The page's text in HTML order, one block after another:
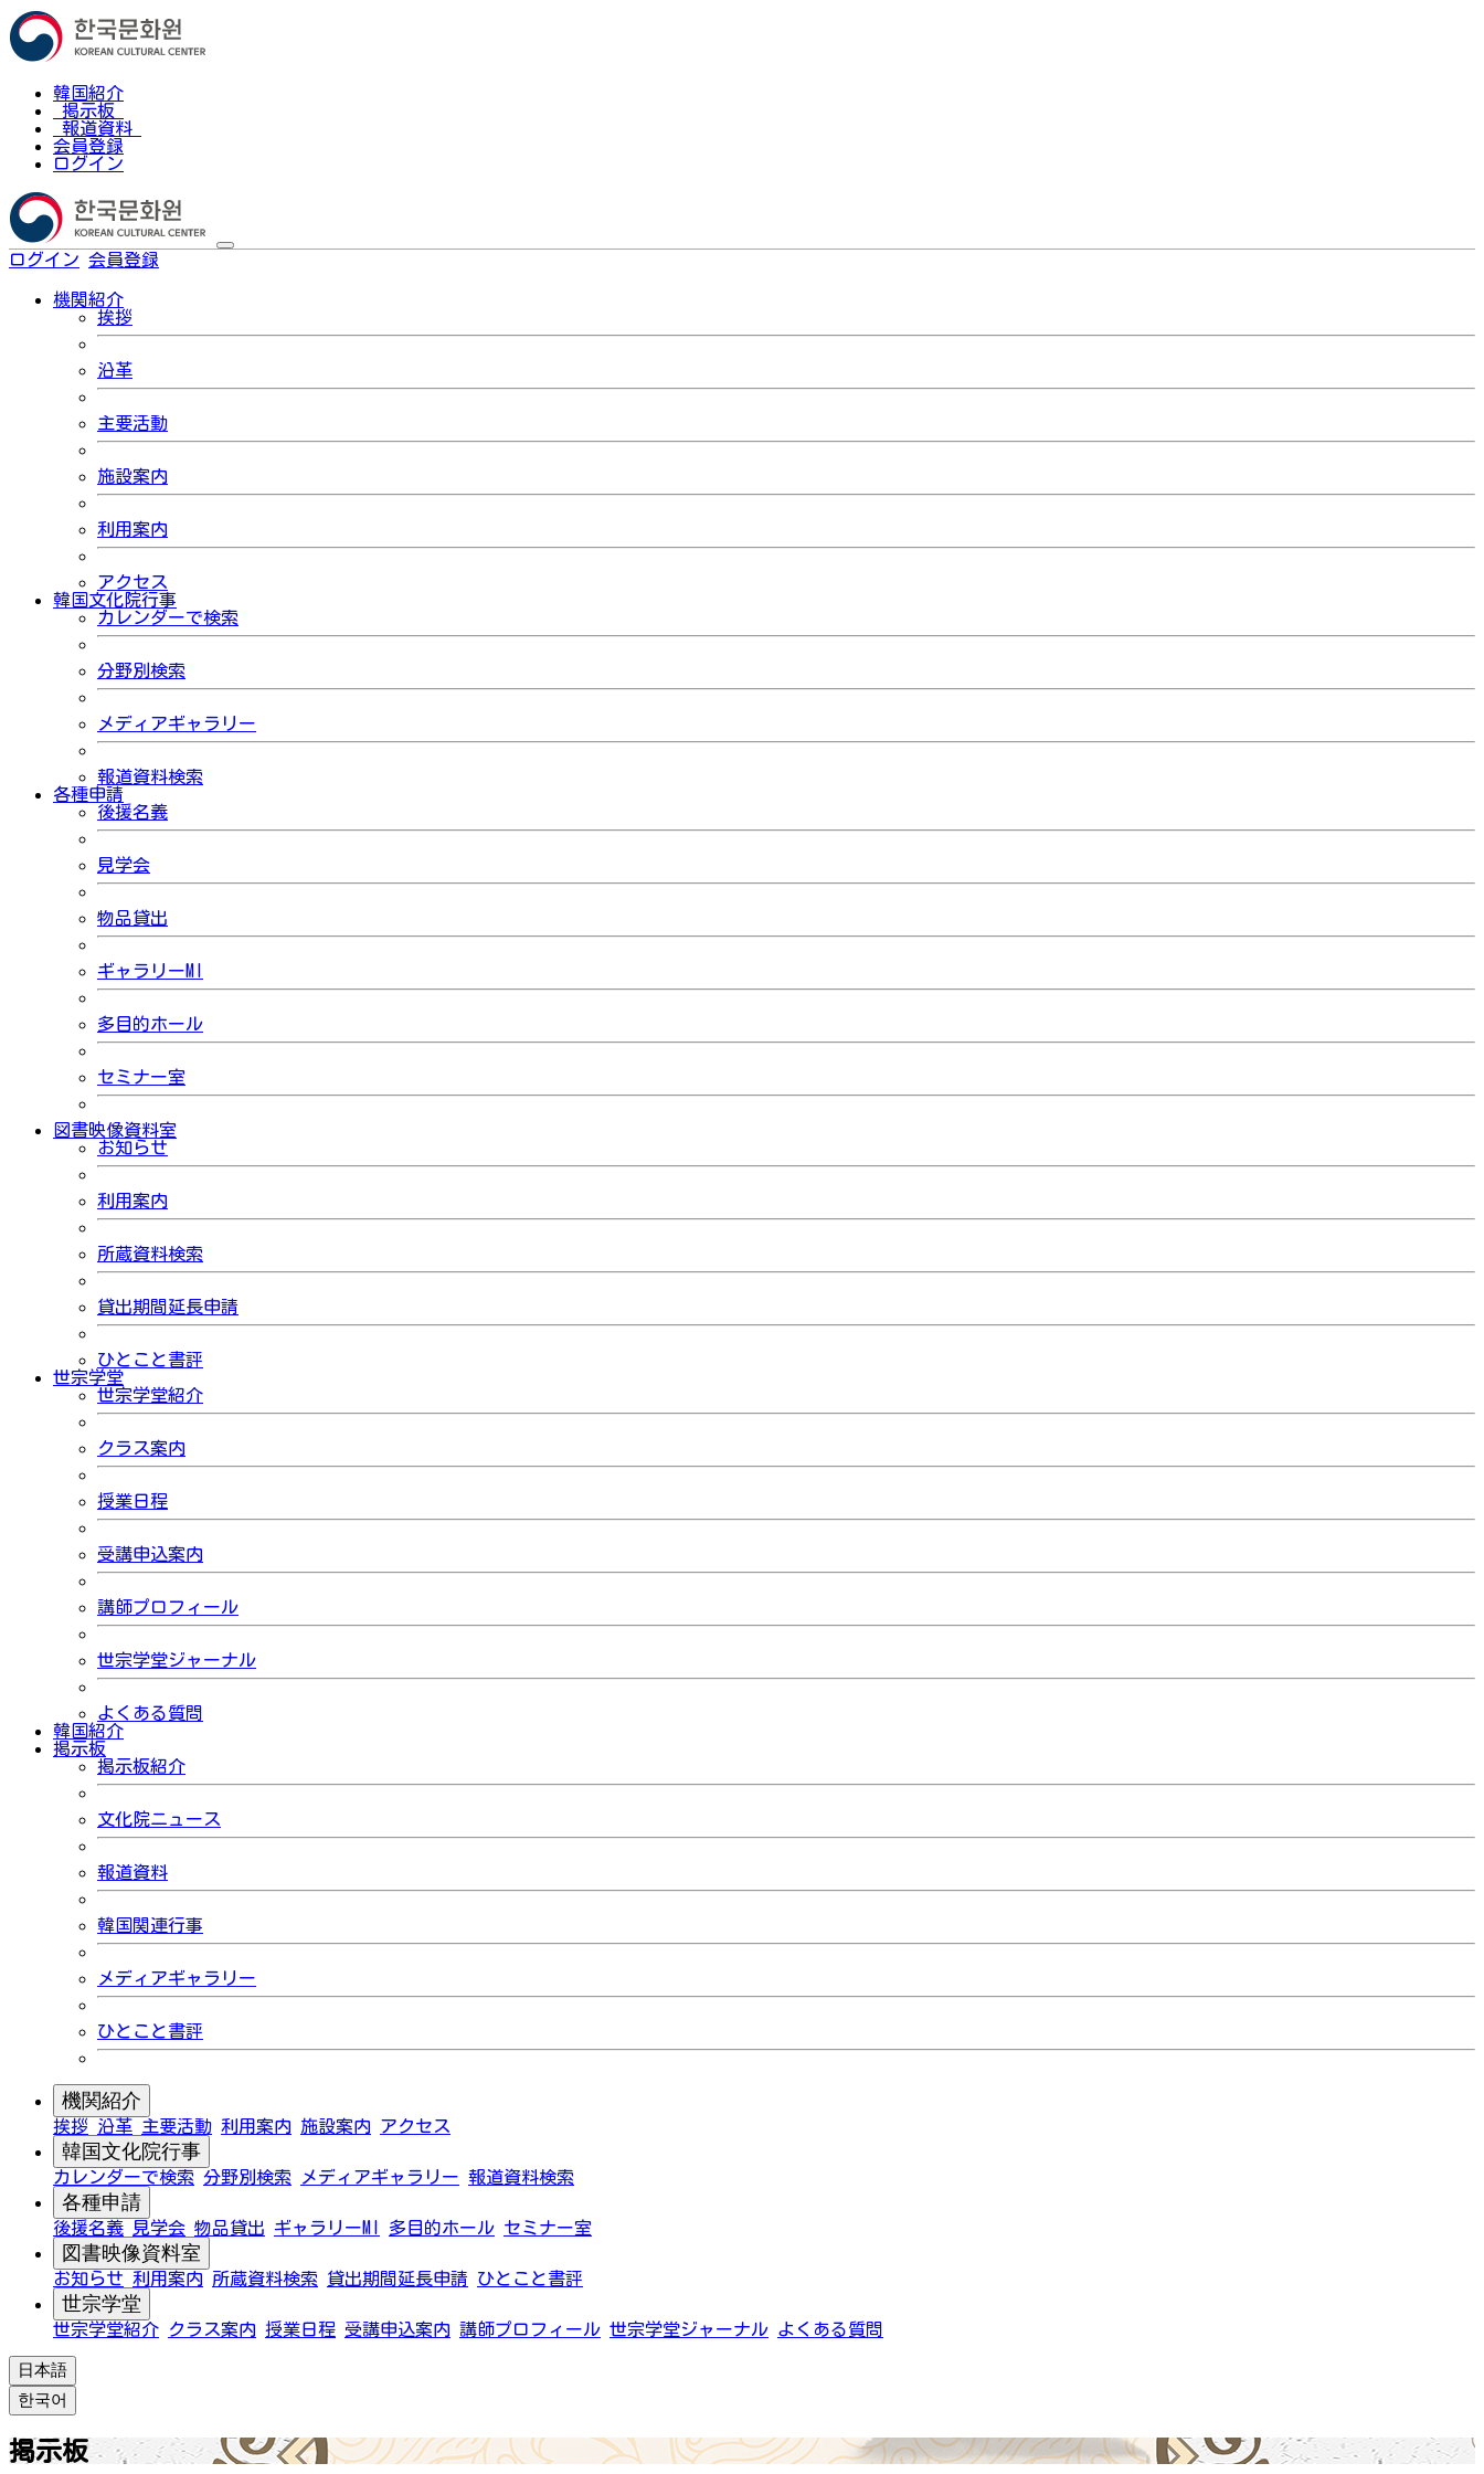
韓国紹介
掲示板
報道資料
会員登録
ログイン
ログイン 会員登録
機関紹介
挨拶
沿革
主要活動
施設案内
利用案内
アクセス
韓国文化院行事
カレンダーで検索
分野別検索
メディアギャラリー
報道資料検索
各種申請
後援名義
見学会
物品貸出
ギャラリーMI
多目的ホール
セミナー室
図書映像資料室
お知らせ
利用案内
所蔵資料検索
貸出期間延長申請
ひとこと書評
世宗学堂
世宗学堂紹介
クラス案内
授業日程
受講申込案内
講師プロフィール
世宗学堂ジャーナル
よくある質問
韓国紹介
掲示板
掲示板紹介
文化院ニュース
報道資料
韓国関連行事
メディアギャラリー
ひとこと書評
機関紹介
挨拶 沿革 主要活動 利用案内 施設案内 アクセス
韓国文化院行事
カレンダーで検索 分野別検索 メディアギャラリー 報道資料検索
各種申請
後援名義 見学会 物品貸出 ギャラリーMI 多目的ホール セミナー室
図書映像資料室
お知らせ 利用案内 所蔵資料検索 貸出期間延長申請 ひとこと書評
世宗学堂
世宗学堂紹介 クラス案内 授業日程 受講申込案内 講師プロフィール 世宗学堂ジャーナル よくある質問
日本語
한국어
掲示板